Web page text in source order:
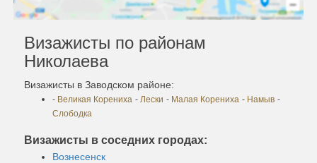
Визажисты по районам
Николаева
Визажисты в Заводском районе:
- Великая Корениха - Лески - Малая Корениха - Намыв -
Слободка
Визажисты в соседних городах:
Вознесенск